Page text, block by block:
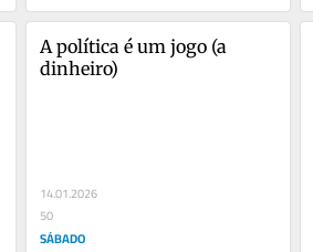
A política é um jogo (a
dinheiro)
14.01.2026
50
SÁBADO